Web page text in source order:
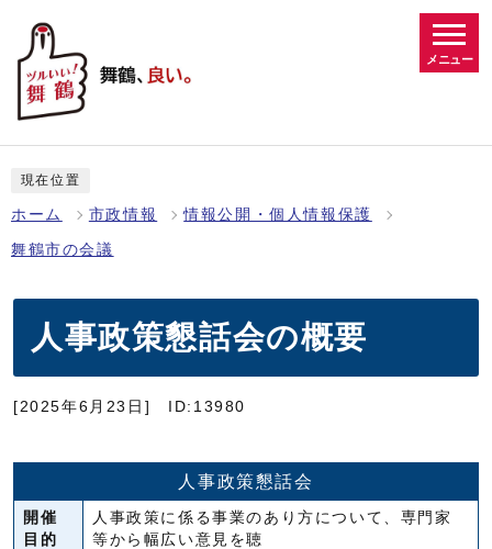
メニュー
現在位置
ホーム 市政情報 情報公開・個人情報保護
舞鶴市の会議
人事政策懇話会の概要
[2025年6月23日] ID:13980
人事政策懇話会
開催
目的
人事政策に係る事業のあり方について、専門家
等から幅広い意見を聴